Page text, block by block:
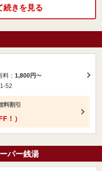
続きを見る
料： 1,800円〜
52
料割引
！）
パー銭湯